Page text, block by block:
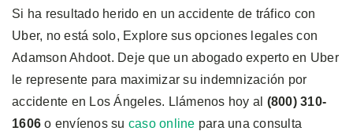
Si ha resultado herido en un accidente de tráfico con
Uber, no está solo, Explore sus opciones legales con
Adamson Ahdoot. Deje que un abogado experto en Uber
le represente para maximizar su indemnización por
accidente en Los Ángeles. Llámenos hoy al (800) 310-
1606 o envíenos su caso online para una consulta